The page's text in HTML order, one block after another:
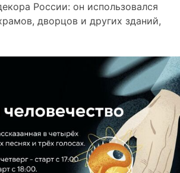
России: он использовался
дворцов и других зданий,